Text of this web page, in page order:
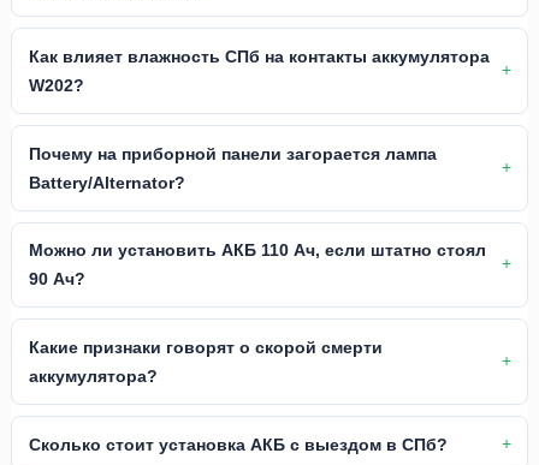
Как влияет влажность СПб на контакты аккумулятора
W202?
Почему на приборной панели загорается лампа
Battery/Alternator?
Можно ли установить АКБ 110 Ач, если штатно стоял
90 Ач?
Какие признаки говорят о скорой смерти
аккумулятора?
Сколько стоит установка АКБ с выездом в СПб?